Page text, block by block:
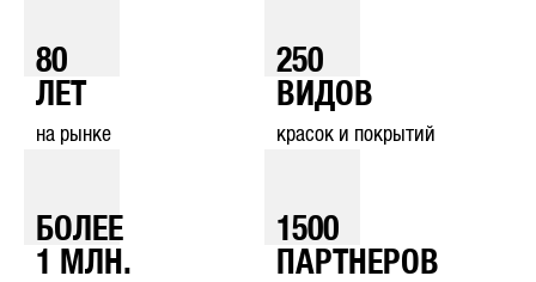
80
ЛЕТ
на рынке
250
ВИДОВ
красок и покрытий
БОЛЕЕ
1
МЛН.
1500
ПАРТНЕРОВ